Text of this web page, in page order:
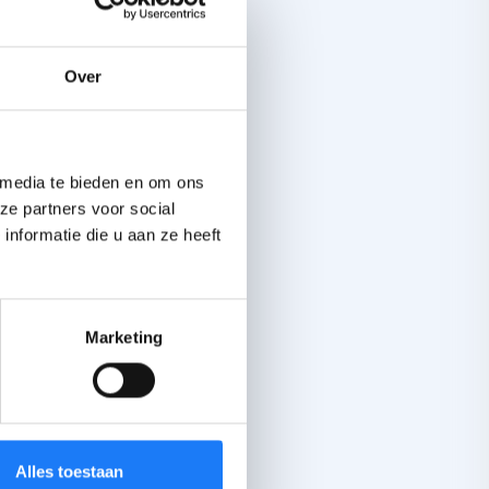
Over
te bieden en om ons
partners voor social
die u aan ze heeft
Marketing
Alles toestaan
te